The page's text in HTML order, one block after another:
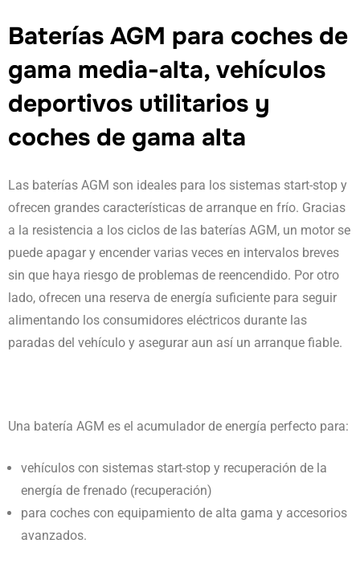
Baterías AGM para coches de
gama media-alta, vehículos
deportivos utilitarios y
coches de gama alta
Las baterías AGM son ideales para los sistemas start-stop y
ofrecen grandes características de arranque en frío. Gracias
a la resistencia a los ciclos de las baterías AGM, un motor se
puede apagar y encender varias veces en intervalos breves
sin que haya riesgo de problemas de reencendido. Por otro
lado, ofrecen una reserva de energía suficiente para seguir
alimentando los consumidores eléctricos durante las
paradas del vehículo y asegurar aun así un arranque fiable.
Una batería AGM es el acumulador de energía perfecto para:
vehículos con sistemas start-stop y recuperación de la
energía de frenado (recuperación)
para coches con equipamiento de alta gama y accesorios
avanzados.